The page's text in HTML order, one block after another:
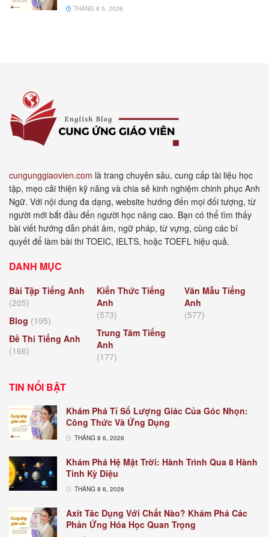
THÁNG 8 5, 2026
cungunggiaovien.com là trang chuyên sâu, cung cấp tài liệu học
tập, mẹo cải thiện kỹ năng và chia sẻ kinh nghiệm chinh phục Anh
Ngữ. Với nội dung đa dạng, website hướng đến mọi đối tượng, từ
người mới bắt đầu đến người học nâng cao. Bạn có thể tìm thấy
bài viết hướng dẫn phát âm, ngữ pháp, từ vựng, cùng các bí
quyết để làm bài thi TOEIC, IELTS, hoặc TOEFL hiệu quả.
DANH MỤC
Bài Tập Tiếng Anh
(205)
Blog (195)
Đề Thi Tiếng Anh
(166)
Kiến Thức Tiếng
Anh
(573)
Trung Tâm Tiếng
Anh
(177)
Văn Mẫu Tiếng
Anh
(577)
TIN NỔI BẬT
Khám Phá Tỉ Số Lượng Giác Của Góc Nhọn:
Công Thức Và Ứng Dụng
THÁNG 8 6, 2026
Khám Phá Hệ Mặt Trời: Hành Trình Qua 8 Hành
Tinh Kỳ Diệu
THÁNG 8 6, 2026
Axit Tác Dụng Với Chất Nào? Khám Phá Các
Phản Ứng Hóa Học Quan Trọng